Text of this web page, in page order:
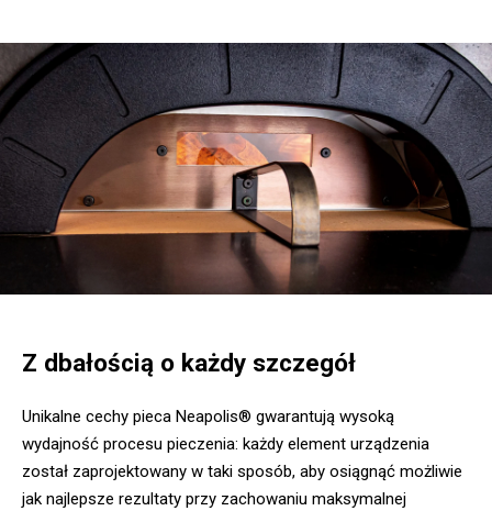
Z dbałością o każdy szczegół
Unikalne cechy pieca Neapolis® gwarantują wysoką
wydajność procesu pieczenia: każdy element urządzenia
został zaprojektowany w taki sposób, aby osiągnąć możliwie
jak najlepsze rezultaty przy zachowaniu maksymalnej